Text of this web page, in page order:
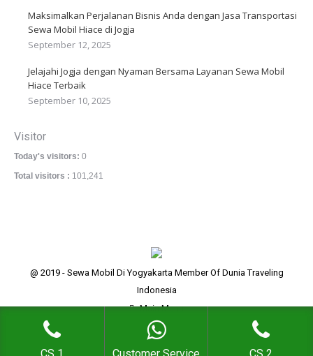
Maksimalkan Perjalanan Bisnis Anda dengan Jasa Transportasi
Sewa Mobil Hiace di Jogja
September 12, 2025
Jelajahi Jogja dengan Nyaman Bersama Layanan Sewa Mobil
Hiace Terbaik
September 10, 2025
Visitor
Today's visitors: 0
Total visitors : 101,241
@ 2019 - Sewa Mobil Di Yogyakarta Member Of Dunia Traveling
Indonesia
Main Menu